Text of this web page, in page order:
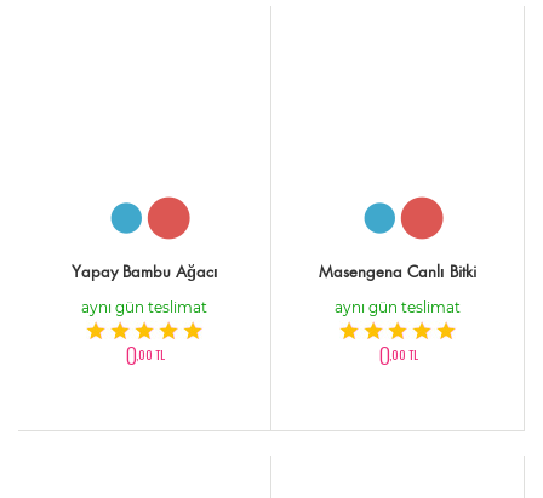
Yapay Bambu Ağacı
aynı gün teslimat
0,00 TL
Masengena Canlı Bitki
aynı gün teslimat
0,00 TL